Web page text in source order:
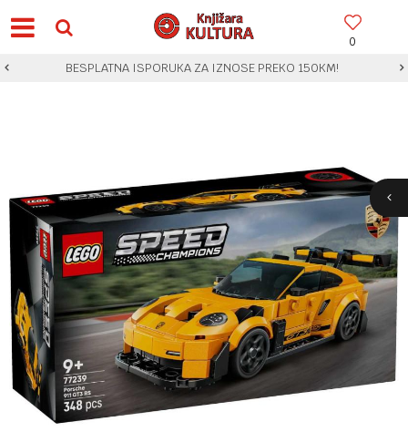
0
BESPLATNA ISPORUKA ZA IZNOSE PREKO 150KM!